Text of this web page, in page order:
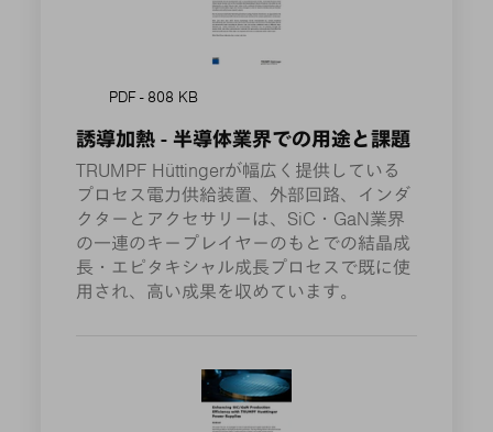
PDF - 808 KB
誘導加熱 - 半導体業界での用途と課題
TRUMPF Hüttingerが幅広く提供している
プロセス電力供給装置、外部回路、インダ
クターとアクセサリーは、SiC・GaN業界
の一連のキープレイヤーのもとでの結晶成
長・エピタキシャル成長プロセスで既に使
用され、高い成果を収めています。